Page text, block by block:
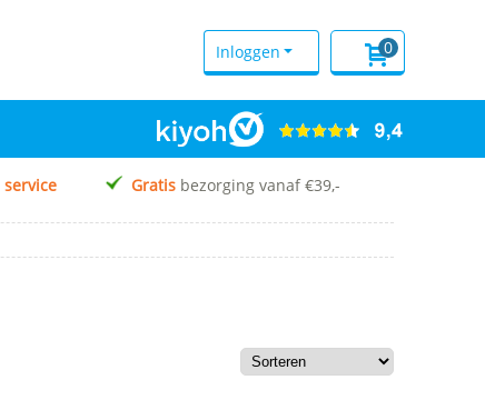
0
Inloggen
service Gratis bezorging vanaf €39,-